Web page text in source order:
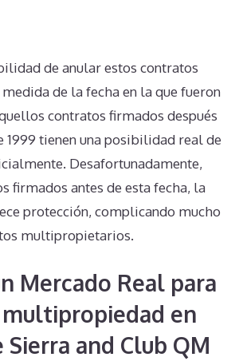
de anular estos contratos
de la fecha en la que fueron
contratos firmados después
1999 tienen una posibilidad real de
Desafortunadamente,
firmados antes de esta fecha, la
protección, complicando mucho
multipropietarios.
Mercado Real para
en
Sierra and Club QM